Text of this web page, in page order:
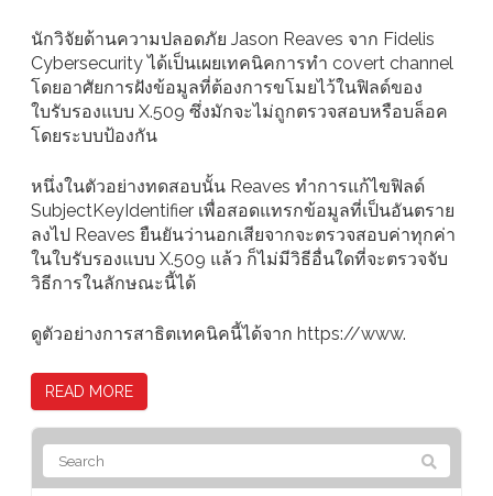
นักวิจัยด้านความปลอดภัย Jason Reaves จาก Fidelis
Cybersecurity ได้เป็นเผยเทคนิคการทำ covert channel
โดยอาศัยการฝังข้อมูลที่ต้องการขโมยไว้ในฟิลด์ของ
ใบรับรองแบบ X.509 ซึ่งมักจะไม่ถูกตรวจสอบหรือบล็อค
โดยระบบป้องกัน
หนึ่งในตัวอย่างทดสอบนั้น Reaves ทำการแก้ไขฟิลด์
SubjectKeyIdentifier เพื่อสอดแทรกข้อมูลที่เป็นอันตราย
ลงไป Reaves ยืนยันว่านอกเสียจากจะตรวจสอบค่าทุกค่า
ในใบรับรองแบบ X.509 แล้ว ก็ไม่มีวิธีอื่นใดที่จะตรวจจับ
วิธีการในลักษณะนี้ได้
ดูตัวอย่างการสาธิตเทคนิคนี้ได้จาก https://www.
READ MORE